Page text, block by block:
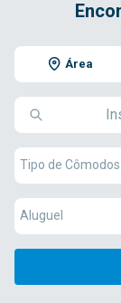
Área
Tipo de Cômodos
Aluguel